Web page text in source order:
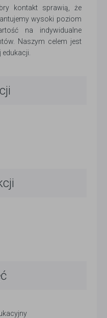
kontakt sprawią, że
wysoki poziom
na indywidualne
Naszym celem jest